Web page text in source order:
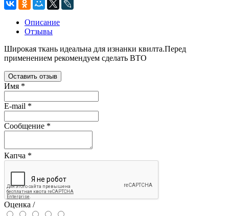
Описание
Отзывы
Широкая ткань идеальна для изнанки квилта.Перед
применением рекомендуем сделать ВТО
Оставить отзыв
Имя *
E-mail *
Сообщение *
Капча *
Оценка /